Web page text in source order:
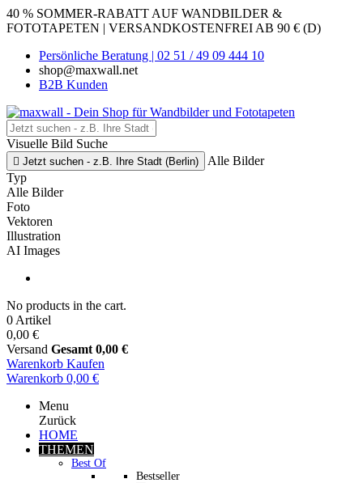
40 % SOMMER-RABATT AUF WANDBILDER &
FOTOTAPETEN | VERSANDKOSTENFREI AB 90 € (D)
Persönliche Beratung | 02 51 / 49 09 444 10
shop@maxwall.net
B2B Kunden
Visuelle Bild Suche
 Jetzt suchen - z.B. Ihre Stadt (Berlin)
Alle Bilder
Typ
Alle Bilder
Foto
Vektoren
Illustration
AI Images
No products in the cart.
0 Artikel
0,00 €
Versand Gesamt 0,00 €
Warenkorb Kaufen
Warenkorb 0,00 €
Menu
Zurück
HOME
THEMEN
Best Of
Bestseller